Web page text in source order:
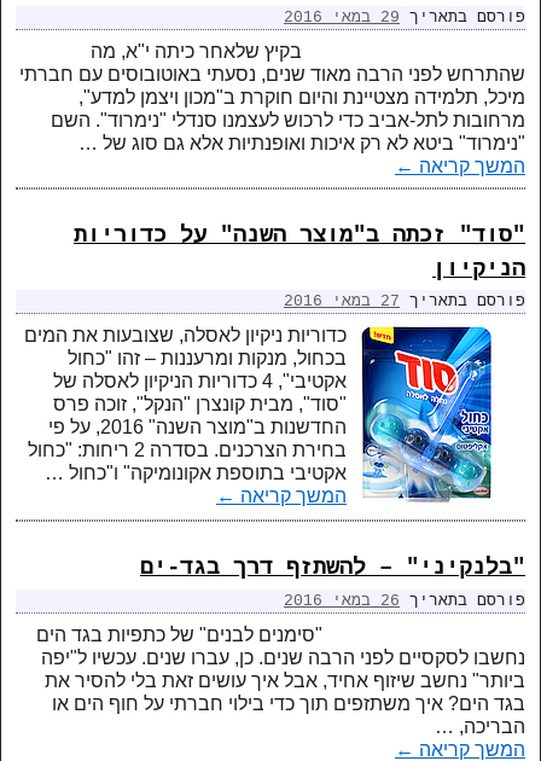
פורסם בתאריך 29 במאי 2016
בקיץ שלאחר כיתה י"א, מה
שהתרחש לפני הרבה מאוד שנים, נסעתי באוטובוסים עם חברתי
מיכל, תלמידה מצטיינת והיום חוקרת ב"מכון ויצמן למדע",
מרחובות לתל-אביב כדי לרכוש לעצמנו סנדלי "נימרוד". השם
"נימרוד" ביטא לא רק איכות ואופנתיות אלא גם סוג של …
המשך קריאה ←
"סוד" זכתה ב"מוצר השנה" על כדוריות
הניקיון
פורסם בתאריך 27 במאי 2016
כדוריות ניקיון לאסלה, שצובעות את המים
בכחול, מנקות ומרעננות – זהו "כחול
אקטיבי", 4 כדוריות הניקיון לאסלה של
"סוד", מבית קונצרן "הנקל", זוכה פרס
החדשנות ב"מוצר השנה" 2016, על פי
בחירת הצרכנים. בסדרה 2 ריחות: "כחול
אקטיבי בתוספת אקונומיקה" ו"כחול …
המשך קריאה ←
"בלנקיני" – להשתזף דרך בגד-ים
פורסם בתאריך 26 במאי 2016
"סימנים לבנים" של כתפיות בגד הים
נחשבו לסקסיים לפני הרבה שנים. כן, עברו שנים. עכשיו ל"יפה
ביותר" נחשב שיזוף אחיד, אבל איך עושים זאת בלי להסיר את
בגד הים? איך משתזפים תוך כדי בילוי חברתי על חוף הים או
הבריכה, …
המשך קריאה ←